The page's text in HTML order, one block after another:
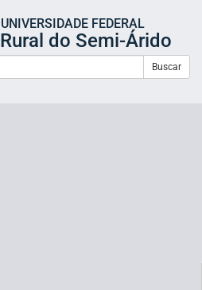
UNIVERSIDADE FEDERAL
Rural do Semi-Árido
Buscar